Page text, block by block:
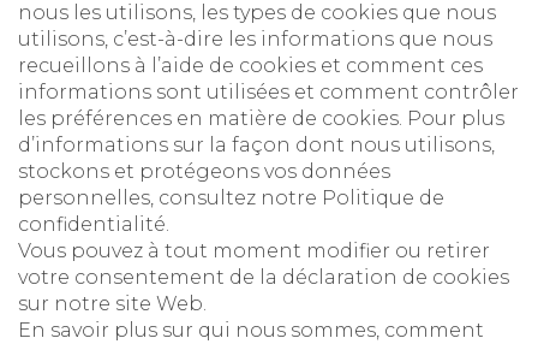
nous les utilisons, les types de cookies que nous
utilisons, c’est-à-dire les informations que nous
recueillons à l’aide de cookies et comment ces
informations sont utilisées et comment contrôler
les préférences en matière de cookies. Pour plus
d’informations sur la façon dont nous utilisons,
stockons et protégeons vos données
personnelles, consultez notre Politique de
confidentialité.
Vous pouvez à tout moment modifier ou retirer
votre consentement de la déclaration de cookies
sur notre site Web.
En savoir plus sur qui nous sommes, comment